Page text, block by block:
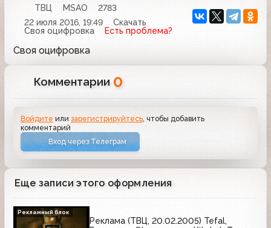
ТВЦ MSAO
2783
22 июля 2016, 19:49
Скачать
Своя оцифровка
Есть проблема?
Своя оцифровка
Комментарии 0
Войдите илизарегистрируйтесь, чтобы добавить
комментарий
Вход через Телеграм
Еще записи этого оформления
Реклама (ТВЦ, 20.02.2005) Tefal,
Рекламный блок